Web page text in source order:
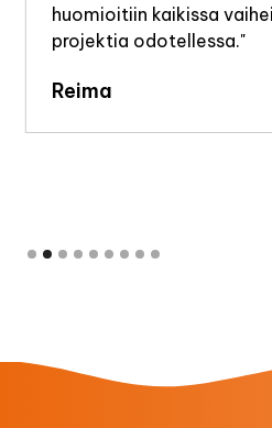
huomioitiin kaikissa
projektia odotellessa."
Reima
Slide 2 of 9.